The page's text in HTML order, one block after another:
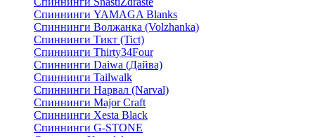
Спиннинги YAMAGA Blanks
Спиннинги Волжанка (Volzhanka)
Спиннинги Тикт (Tict)
Спиннинги Thirty34Four
Спиннинги Daiwa (Дайва)
Спиннинги Tailwalk
Спиннинги Нарвал (Narval)
Спиннинги Major Craft
Спиннинги Xesta Black
Спиннинги G-STONE